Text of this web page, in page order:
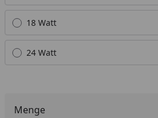
18 Watt
24 Watt
Menge